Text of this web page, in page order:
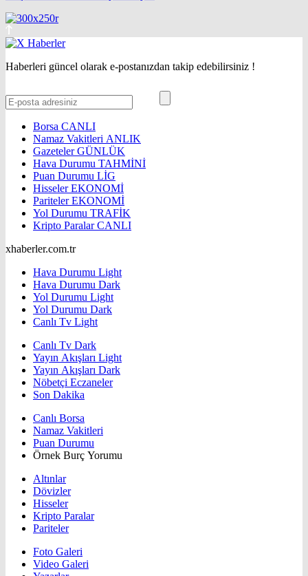
Haberleri güncel olarak e-postanızdan takip edebilirsiniz !
Borsa CANLI
Namaz Vakitleri ANLIK
GazetelerGÜNLÜK
Hava Durumu TAHMİNİ
Puan Durumu LİG
HisselerEKONOMİ
ParitelerEKONOMİ
Yol Durumu TRAFİK
Kripto ParalarCANLI
xhaberler.com.tr
Hava Durumu Light
Hava Durumu Dark
Yol Durumu Light
Yol Durumu Dark
Canlı Tv Light
Canlı Tv Dark
Yayın Akışları Light
Yayın Akışları Dark
Nöbetçi Eczaneler
Son Dakika
Canlı Borsa
Namaz Vakitleri
Puan Durumu
Örnek Burç Yorumu
Altınlar
Dövizler
Hisseler
Kripto Paralar
Pariteler
Foto Galeri
Video Galeri